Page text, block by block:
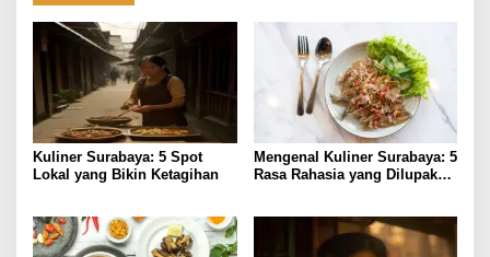
Kuliner Surabaya: 5 Spot
Lokal yang Bikin Ketagihan
Mengenal Kuliner Surabaya: 5
Rasa Rahasia yang Dilupakan